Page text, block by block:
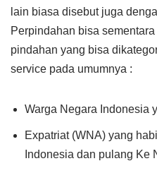
lain biasa disebut juga
Perpindahan bisa
pindahan yang bisa
service pada umumnya :
Warga Negara Indonesia
Expatriat (WNA) yang
Indonesia dan pulang Ke